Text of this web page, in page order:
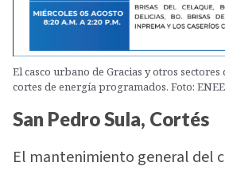
El casco urbano de Gracias y otros
cortes de energía programados. Foto: ENEE
San Pedro Sula, Cortés
El mantenimiento general del